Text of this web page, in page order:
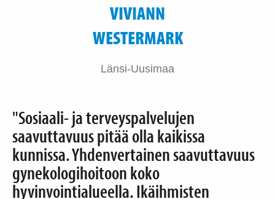
VIVIANN
WESTERMARK
Länsi-Uusimaa
"Sosiaali- ja terveyspalvelujen
saavuttavuus pitää olla kaikissa
kunnissa. Yhdenvertainen saavuttavuus
gynekologihoitoon koko
hyvinvointialueella. Ikäihmisten